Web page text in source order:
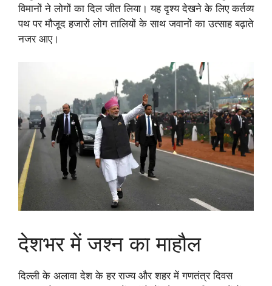
विमानों ने लोगों का दिल जीत लिया। यह दृश्य देखने के लिए कर्तव्य
पथ पर मौजूद हजारों लोग तालियों के साथ जवानों का उत्साह बढ़ाते
नजर आए।
देशभर में जश्न का माहौल
दिल्ली के अलावा देश के हर राज्य और शहर में गणतंत्र दिवस